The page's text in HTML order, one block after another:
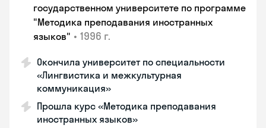
государственном университете по программе
"Методика преподавания иностранных
языков" • 1996 г.
Окончила университет по специальности
«Лингвистика и межкультурная
коммуникация»
Прошла курс «Методика преподавания
иностранных языков»